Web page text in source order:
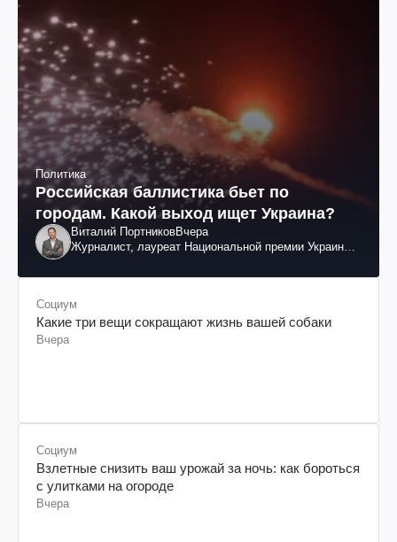
Политика
Российская баллистика бьет по
городам. Какой выход ищет Украина?
Виталий ПортниковВчера
Журналист, лауреат Национальной премии Украины
Социум
Какие три вещи сокращают жизнь вашей собаки
Вчера
Социум
Взлетные снизить ваш урожай за ночь: как бороться
с улитками на огороде
Вчера